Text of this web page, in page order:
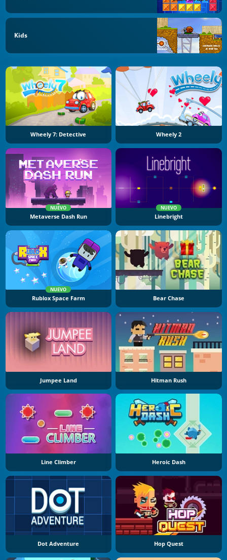
Kids
Wheely 7: Detective Wheely 2
NUEVO
Metaverse Dash Run
NUEVO
Linebright
NUEVO
Rublox Space Farm Bear Chase
Jumpee Land Hitman Rush
Line Climber Heroic Dash
Dot Adventure Hop Quest